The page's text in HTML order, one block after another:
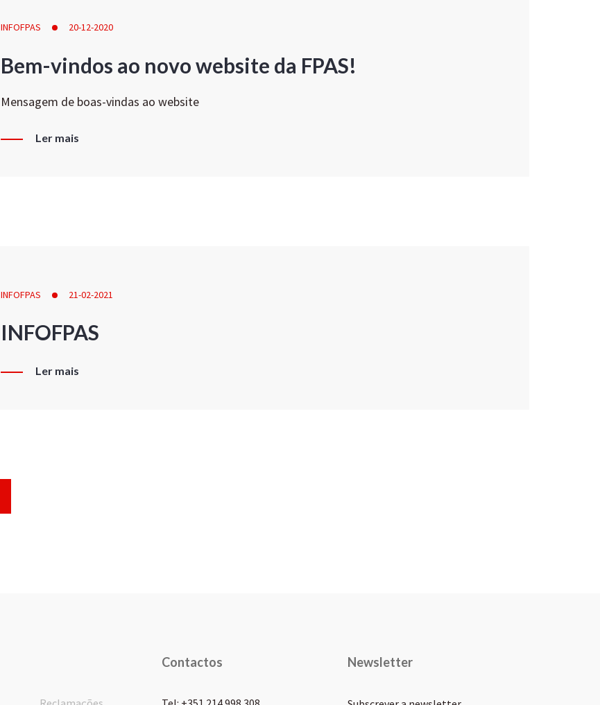
INFOFPAS 20-12-2020
Bem-vindos ao novo website da FPAS!
Mensagem de boas-vindas ao website
Ler mais
INFOFPAS 21-02-2021
INFOFPAS
Ler mais
Contactos Newsletter